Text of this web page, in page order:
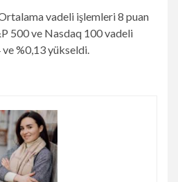
vadeli işlemleri 8 puan
500 ve Nasdaq 100 vadeli
ve %0,13 yükseldi.